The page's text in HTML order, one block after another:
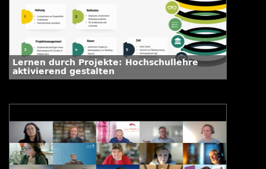
Lernen durch Projekte: Hochschullehre
aktivierend gestalten